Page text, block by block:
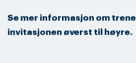
Se mer informasjon om
invitasjonen øverst til høyre.